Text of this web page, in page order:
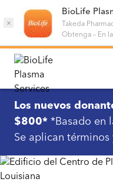
×
BioLife
Takeda
Obtenga– En
Los nuevos
$800* *Basado en
Se aplican